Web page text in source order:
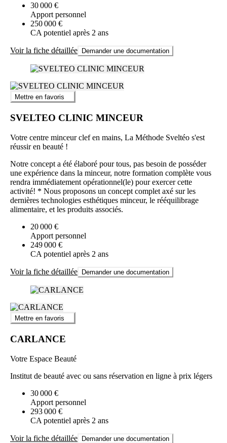
30 000 €
Apport personnel
250 000 €
CA potentiel après 2 ans
Voir la fiche détaillée Demander une documentation
Mettre en favoris
SVELTEO CLINIC MINCEUR
Votre centre minceur clef en mains, La Méthode Sveltéo s'est
réussir en beauté !
Notre concept a été élaboré pour tous, pas besoin de posséder
une expérience dans la minceur, notre formation complète vous
rendra immédiatement opérationnel(le) pour exercer cette
activité! * Nous proposons un concept complet axé sur les
dernières technologies esthétiques minceur, le rééquilibrage
alimentaire, et les produits associés.
20 000 €
Apport personnel
249 000 €
CA potentiel après 2 ans
Voir la fiche détaillée Demander une documentation
Mettre en favoris
CARLANCE
Votre Espace Beauté
Institut de beauté avec ou sans réservation en ligne à prix légers
30 000 €
Apport personnel
293 000 €
CA potentiel après 2 ans
Voir la fiche détaillée Demander une documentation